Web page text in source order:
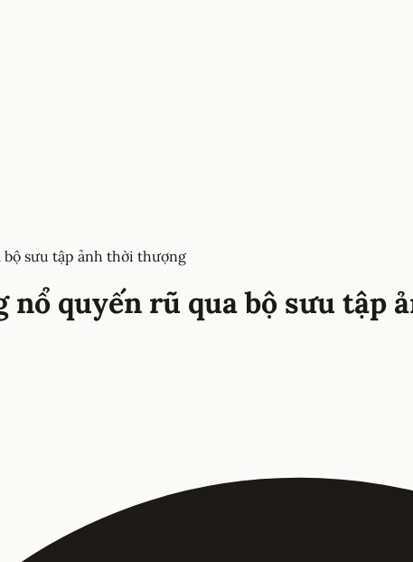
sưu tập ảnh thời thượng
nổ quyến rũ qua bộ sưu tập